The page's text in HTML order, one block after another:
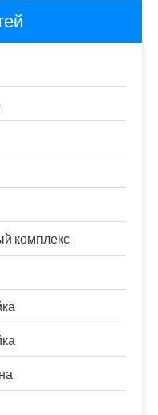
комплекс